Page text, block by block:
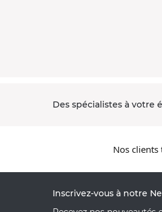
Des spécialistes à votre
Nos
Inscrivez-vous à notre